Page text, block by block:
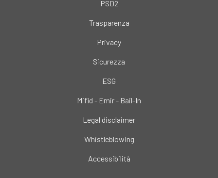
PSD2
Trasparenza
Privacy
Sicurezza
ESG
Mifid - Emir - Bail-In
Legal disclaimer
Whistleblowing
Accessibilità